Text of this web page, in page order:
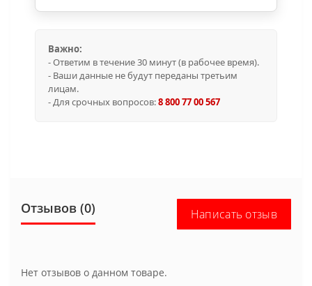
Важно:
- Ответим в течение 30 минут (в рабочее время).
- Ваши данные не будут переданы третьим
лицам.
- Для срочных вопросов:8 800 77 00 567
Отзывов (0) Написать отзыв
Нет отзывов о данном товаре.